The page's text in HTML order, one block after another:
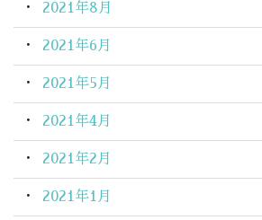
2021年8月
2021年6月
2021年5月
2021年4月
2021年2月
2021年1月